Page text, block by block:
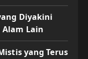
Diyakini
Lain
yang Terus